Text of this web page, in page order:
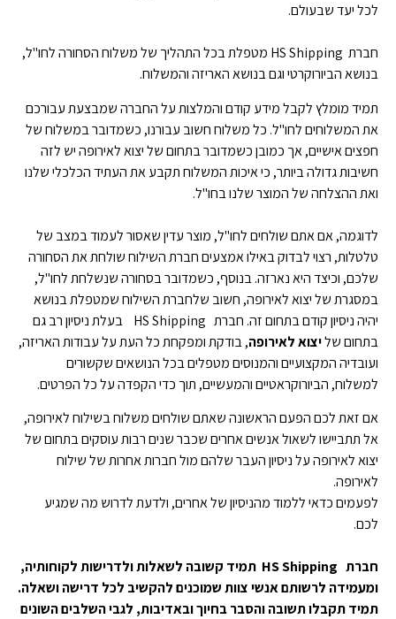
לכל יעד שבעולם.
חברת HS Shipping מטפלת בכל התהליך של משלוח הסחורה לחו"ל,
בנושא הביורוקרטי וגם בנושא האריזה והמשלוח.
תמיד מומלץ לקבל מידע קודם והמלצות על החברה שמבצעת עבורכם
את המשלוחים לחו"ל. כל משלוח חשוב עבורנו, כשמדובר במשלוח של
חפצים אישיים, אך כמובן כשמדובר בתחום של יצוא לאירופה יש לזה
חשיבות גדולה ביותר, כי איכות המשלוח תקבע את העתיד הכלכלי שלנו
ואת ההצלחה של המוצר שלנו בחו"ל.
לדוגמה, אם אתם שולחים לחו"ל, מוצר עדין שאסור לעמוד במצב של
טלטלות, רצוי לבדוק באילו אמצעים חברת השילוח שולחת את הסחורה
שלכם, וכיצד היא נארזה. בנוסף, כשמדובר בסחורה שנשלחת לחו"ל,
במסגרת של יצוא לאירופה, חשוב שלחברת השילוח שמטפלת בנושא
יהיה ניסיון קודם בתחום זה. חברת HS Shipping בעלת ניסיון רב גם
בתחום שליצוא לאירופה, בודקת ומפקחת כל העת על עבודות האריזה,
ועובדיה המקצועיים והמנוסים מטפלים בכל הנושאים שקשורים
למשלוח, הביורוקראטיים והמעשיים, תוך כדי הקפדה על כל הפרטים.
אם זאת לכם הפעם הראשונה שאתם שולחים משלוח בשילוח לאירופה,
אל תתביישו לשאול אנשים אחרים שכבר שנים רבות עוסקים בתחום של
יצוא לאירופה על ניסיון העבר שלהם מול חברות אחרות של שילוח
לאירופה.
לפעמים כדאי ללמוד מהניסיון של אחרים, ולדעת לדרוש מה שמגיע
לכם.
חברת HS Shipping תמיד קשובה לשאלות ולדרישות לקוחותיה,
ומעמידה לרשותם אנשי צוות שמוכנים להקשיב לכל דרישה ושאלה.
תמיד תקבלו תשובה והסבר בחיוך ובאדיבות, לגבי השלבים השונים